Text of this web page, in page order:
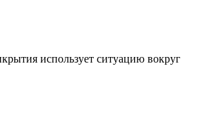
использует ситуацию вокруг